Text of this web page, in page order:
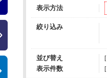
表示方法
絞り込み
並び替え [
表示件数 [